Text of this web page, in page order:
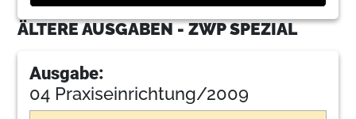
ÄLTERE AUSGABEN - ZWP SPEZIAL
Ausgabe:
04 Praxiseinrichtung/2009